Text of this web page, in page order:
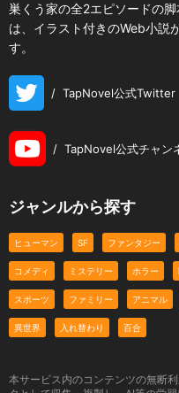
巣くう家の全2エピソードの
は、イラスト付きのWeb小説
す。
/ TapNovel公式Twitter
/ TapNovel公式チャン
ジャンルから探す
ヒューマン SF ファンタジー
コメディ ミステリー ホラー
スポーツ ファミリー アニマル
異世界 入れ替わり 百合
本サービス内のコンテンツの無断